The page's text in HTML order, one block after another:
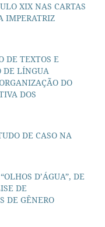
XIX NAS CARTAS
IMPERATRIZ
DE TEXTOS E
DE LÍNGUA
DO
DOS
DE CASO NA
D’ÁGUA”, DE
DE
DE GÊNERO